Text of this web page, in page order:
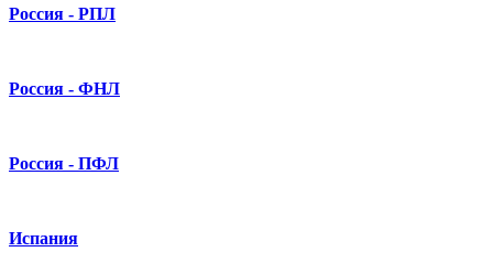
Россия - РПЛ
Россия - ФНЛ
Россия - ПФЛ
Испания